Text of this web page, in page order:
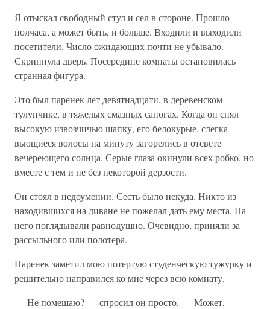
Я отыскал свободный стул и сел в стороне. Прошло
полчаса, а может быть, и больше. Входили и выходили
посетители. Число ожидающих почти не убывало.
Скрипнула дверь. Посередине комнаты остановилась
странная фигура.
Это был паренек лет девятнадцати, в деревенском
тулупчике, в тяжелых смазных сапогах. Когда он снял
высокую извозчичью шапку, его белокурые, слегка
вьющиеся волосы на минуту загорелись в отсвете
вечереющего солнца. Серые глаза окинули всех робко, но
вместе с тем и не без некоторой дерзости.
Он стоял в недоумении. Сесть было некуда. Никто из
находившихся на диване не пожелал дать ему места. На
него поглядывали равнодушно. Очевидно, приняли за
рассыльного или полотера.
Паренек заметил мою потертую студенческую тужурку и
решительно направился ко мне через всю комнату.
— Не помешаю? — спросил он просто. — Может,